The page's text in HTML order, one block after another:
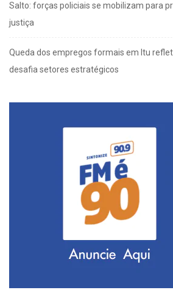
Salto: forças policiais se mobilizam para
justiça
Queda dos empregos formais em Itu
desafia setores estratégicos